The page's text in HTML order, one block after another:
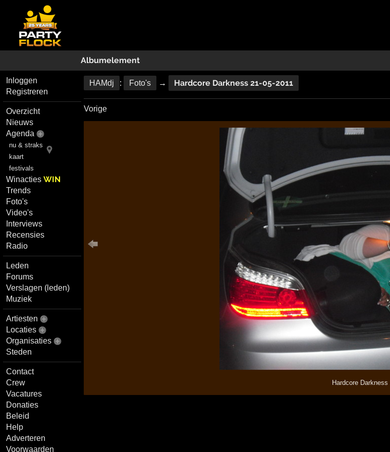
Albumelement
Inloggen
Registreren
Overzicht
Nieuws
Agenda
nu & straks
kaart
festivals
WinactiesWIN
Trends
Foto's
Video's
Interviews
Recensies
Radio
Leden
Forums
Verslagen (leden)
Muziek
Artiesten
Locaties
Organisaties
Steden
Contact
Crew
Vacatures
Donaties
Beleid
Help
Adverteren
Voorwaarden
HAMdj : Foto's → Hardcore Darkness 21-05-2011
Vorige
Hardcore Darkness